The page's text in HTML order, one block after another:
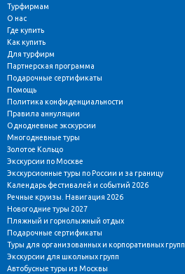
Турфирмам
О нас
Где купить
Как купить
Для турфирм
Партнерская программа
Подарочные сертификаты
Помощь
Политика конфиденциальности
Правила аннуляции
Однодневные экскурсии
Многодневные туры
Золотое Кольцо
Экскурсии по Москве
Экскурсионные туры по России и за границу
Календарь фестивалей и событий 2026
Речные круизы. Навигация 2026
Новогодние туры 2027
Пляжный и горнолыжный отдых
Подарочные сертификаты
Туры для организованных и корпоративных групп
Экскурсии для школьных групп
Автобусные туры из Москвы